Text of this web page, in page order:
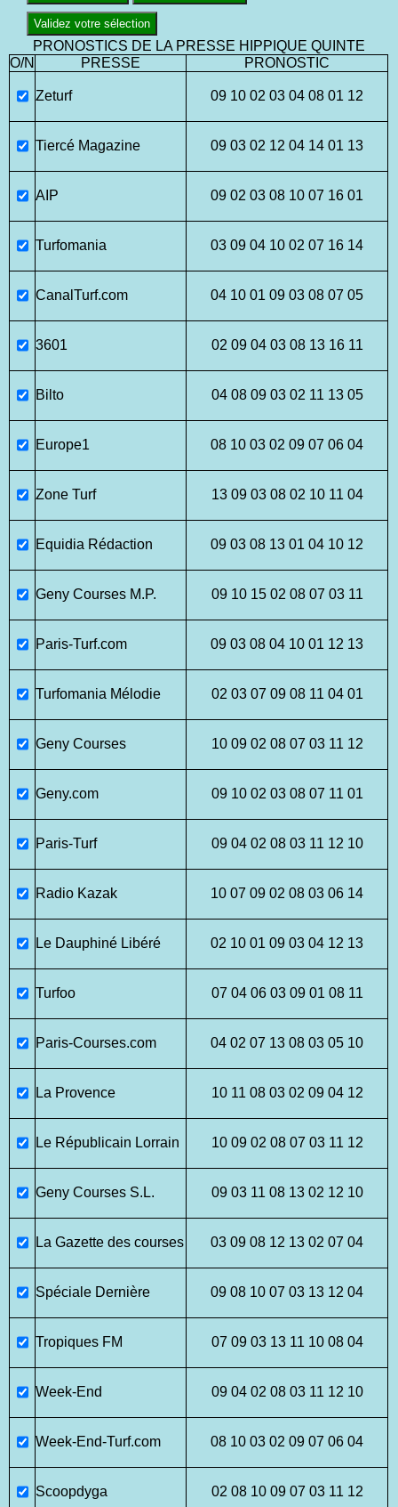
Validez votre sélection
PRONOSTICS DE LA PRESSE HIPPIQUE QUINTE
O/N
PRESSE PRONOSTIC
Zeturf 09 10 02 03 04 08 01 12
Tiercé Magazine 09 03 02 12 04 14 01 13
AIP 09 02 03 08 10 07 16 01
Turfomania 03 09 04 10 02 07 16 14
CanalTurf.com 04 10 01 09 03 08 07 05
3601 02 09 04 03 08 13 16 11
Bilto 04 08 09 03 02 11 13 05
Europe1 08 10 03 02 09 07 06 04
Zone Turf 13 09 03 08 02 10 11 04
Equidia Rédaction 09 03 08 13 01 04 10 12
Geny Courses M.P. 09 10 15 02 08 07 03 11
Paris-Turf.com 09 03 08 04 10 01 12 13
Turfomania Mélodie 02 03 07 09 08 11 04 01
Geny Courses 10 09 02 08 07 03 11 12
Geny.com 09 10 02 03 08 07 11 01
Paris-Turf 09 04 02 08 03 11 12 10
Radio Kazak 10 07 09 02 08 03 06 14
Le Dauphiné Libéré 02 10 01 09 03 04 12 13
Turfoo 07 04 06 03 09 01 08 11
Paris-Courses.com 04 02 07 13 08 03 05 10
La Provence 10 11 08 03 02 09 04 12
Le Républicain Lorrain 10 09 02 08 07 03 11 12
Geny Courses S.L. 09 03 11 08 13 02 12 10
La Gazette des courses 03 09 08 12 13 02 07 04
Spéciale Dernière 09 08 10 07 03 13 12 04
Tropiques FM 07 09 03 13 11 10 08 04
Week-End 09 04 02 08 03 11 12 10
Week-End-Turf.com 08 10 03 02 09 07 06 04
Scoopdyga 02 08 10 09 07 03 11 12